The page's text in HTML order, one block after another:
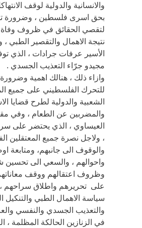
والانسانية والدولية لوقف
بحق اسرى فلسطين ، وضرورة
لتقصي الحقائق في ظروف وفاة
نتيجة الاهمال والتقصير الطبي
الأسير عرفات جرادات ، الذي
مجيدو جرّاء التعذيب الجسدي .
وازاء ذلك ، هنالك اهمية
للتحرك الفلسطيني على جميع
الشعبية والدولية لطرح قضايا
والمضربين عن الطعام ، وفي
العيساوي ، الذي يحتضر على
، ولاجل نصرة جميع المعتقلين
والوقوف الى جانبهم، ومتابعة
واحوالهم ، والسعي الى
وظروف اعتقالهم ووقف
على تحريرهم واطلاق سراحهم
سياسة الاهمال الطبي والتنكيل
والتعذيب الجسدي والنفسي
في الزنازين الحالكة المظلمة ،